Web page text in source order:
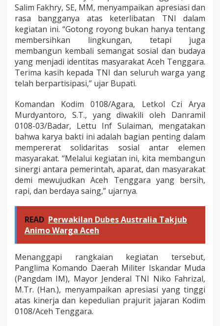
Salim Fakhry, SE, MM, menyampaikan apresiasi dan
rasa bangganya atas keterlibatan TNI dalam
kegiatan ini. “Gotong royong bukan hanya tentang
membersihkan lingkungan, tetapi juga
membangun kembali semangat sosial dan budaya
yang menjadi identitas masyarakat Aceh Tenggara.
Terima kasih kepada TNI dan seluruh warga yang
telah berpartisipasi,” ujar Bupati.
Komandan Kodim 0108/Agara, Letkol Czi Arya
Murdyantoro, S.T., yang diwakili oleh Danramil
0108-03/Badar, Lettu Inf Sulaiman, mengatakan
bahwa karya bakti ini adalah bagian penting dalam
mempererat solidaritas sosial antar elemen
masyarakat. “Melalui kegiatan ini, kita membangun
sinergi antara pemerintah, aparat, dan masyarakat
demi mewujudkan Aceh Tenggara yang bersih,
rapi, dan berdaya saing,” ujarnya.
READ Perwakilan Dubes Australia Takjub
Animo Warga Aceh
Menanggapi rangkaian kegiatan tersebut,
Panglima Komando Daerah Militer Iskandar Muda
(Pangdam IM), Mayor Jenderal TNI Niko Fahrizal,
M.Tr. (Han.), menyampaikan apresiasi yang tinggi
atas kinerja dan kepedulian prajurit jajaran Kodim
0108/Aceh Tenggara.